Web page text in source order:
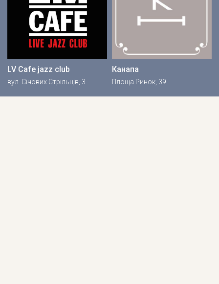
LV Cafe jazz club
вул. Січових Стрільців, 3
Канапа
Площа Ринок, 39